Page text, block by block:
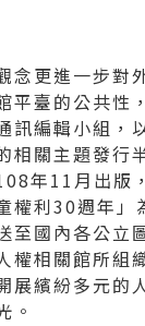
念更進一步對
平臺的公共性
訊編輯小組，
相關主題發行
年11月出版
權利30週年」
至國內各公立
權相關館所組
展繽紛多元的
。